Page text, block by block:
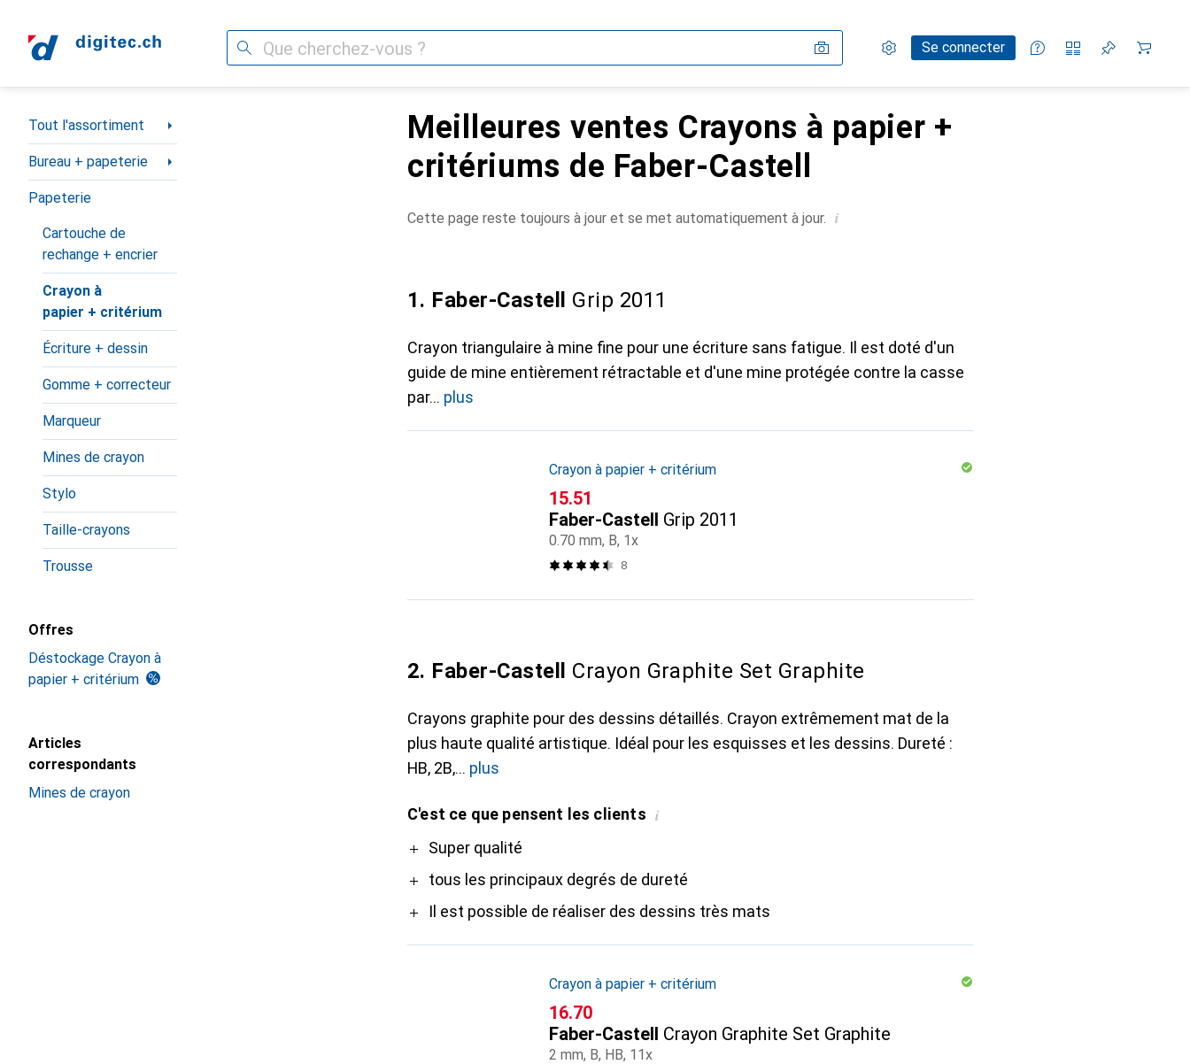
Recherche Paramètres
Compte clientSe connecter
Listes de comparaison
Listes d'envies
Panier
Navigation par catégorie
Tout l'assortiment
Bureau + papeterie
Papeterie
Cartouche de
rechange + encrier
Crayon à
papier + critérium
Écriture + dessin
Gomme + correcteur
Marqueur
Mines de crayon
Stylo
Taille-crayons
Trousse
Offres
Déstockage Crayon à
papier + critérium
Articles
correspondants
Mines de crayon
Meilleures ventes Crayons à papier +
critériums de Faber-Castell
Cette page reste toujours à jour et se met automatiquement à jour. i
1. Faber-Castell Grip 2011
Crayon triangulaire à mine fine pour une écriture sans fatigue. Il est doté d'un
guide de mine entièrement rétractable et d'une mine protégée contre la casse
par
plus
Crayon à papier + critérium
CHF
15.51
Faber-Castell Grip 2011
0.70 mm, B, 1x
8
2. Faber-Castell Crayon Graphite Set Graphite
Crayons graphite pour des dessins détaillés. Crayon extrêmement mat de la
plus haute qualité artistique. Idéal pour les esquisses et les dessins. Dureté :
HB, 2B,
plus
C'est ce que pensent les clients i
ProSuper qualité
tous les principaux degrés de dureté
Il est possible de réaliser des dessins très mats
Crayon à papier + critérium
CHF
16.70
Faber-Castell Crayon Graphite Set Graphite
2 mm, B, HB, 11x